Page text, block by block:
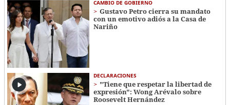
CAMBIO DE GOBIERNO
Gustavo Petro cierra su mandato
con un emotivo adiós a la Casa de
Nariño
DECLARACIONES
"Tiene que respetar la libertad de
expresión": Wong Arévalo sobre
Roosevelt Hernández